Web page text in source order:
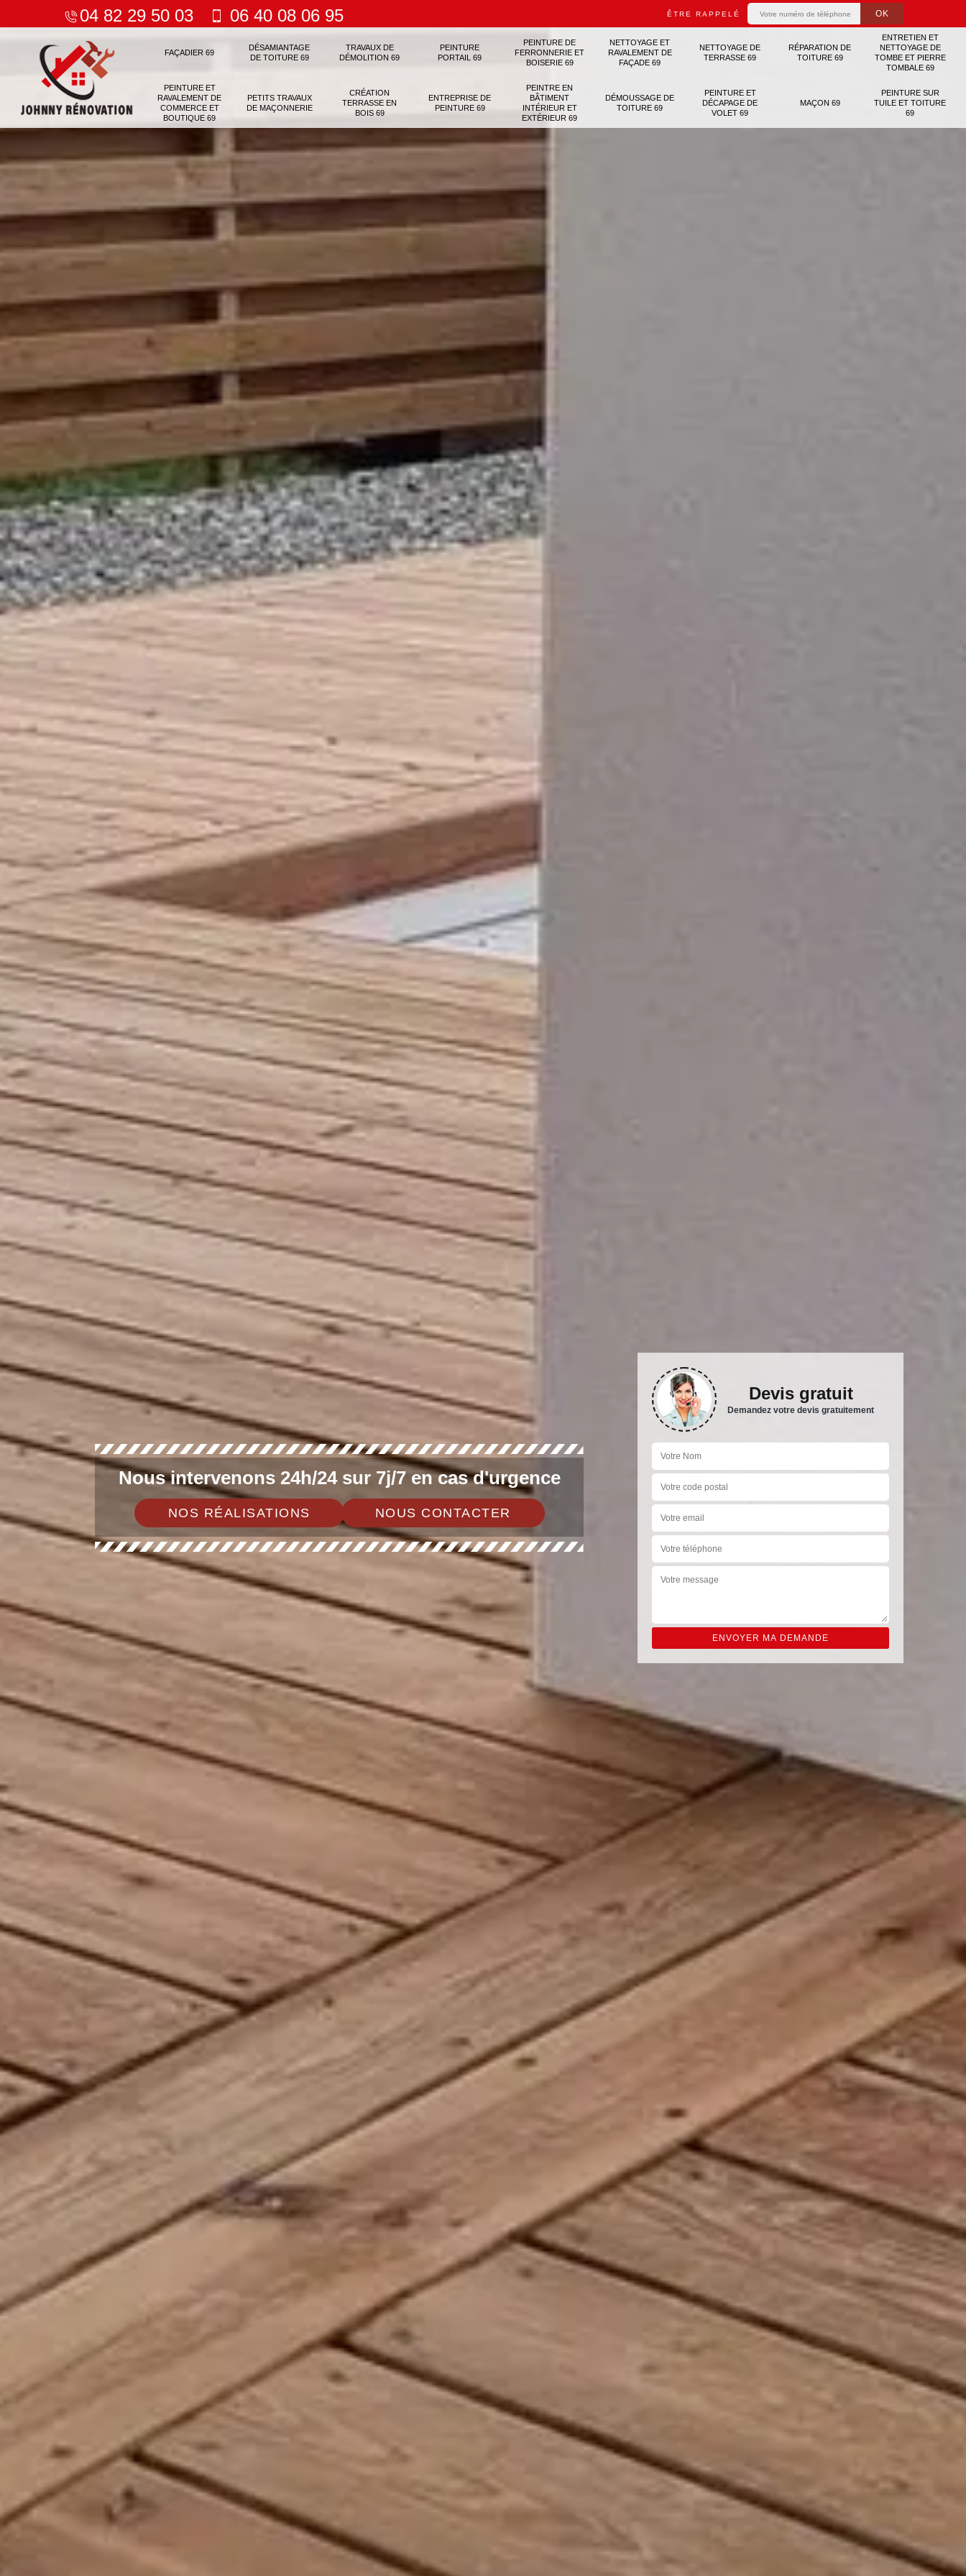
04 82 29 50 03 06 40 08 06 95 ÊTRE RAPPELÉ
FAÇADIER 69
DÉSAMIANTAGE
DE TOITURE 69
TRAVAUX DE
DÉMOLITION 69
PEINTURE
PORTAIL 69
PEINTURE DE
FERRONNERIE ET
BOISERIE 69
NETTOYAGE ET
RAVALEMENT DE
FAÇADE 69
NETTOYAGE DE
TERRASSE 69
RÉPARATION DE
TOITURE 69
ENTRETIEN ET
NETTOYAGE DE
TOMBE ET PIERRE
TOMBALE 69
PEINTURE ET
RAVALEMENT DE
COMMERCE ET
BOUTIQUE 69
PETITS TRAVAUX
DE MAÇONNERIE
CRÉATION
TERRASSE EN
BOIS 69
ENTREPRISE DE
PEINTURE 69
PEINTRE EN
BÂTIMENT
INTÉRIEUR ET
EXTÉRIEUR 69
DÉMOUSSAGE DE
TOITURE 69
PEINTURE ET
DÉCAPAGE DE
VOLET 69
MAÇON 69
PEINTURE SUR
TUILE ET TOITURE
69
Nous intervenons 24h/24 sur 7j/7 en cas d'urgence
NOS RÉALISATIONS NOUS CONTACTER
Devis gratuit
Demandez votre devis gratuitement